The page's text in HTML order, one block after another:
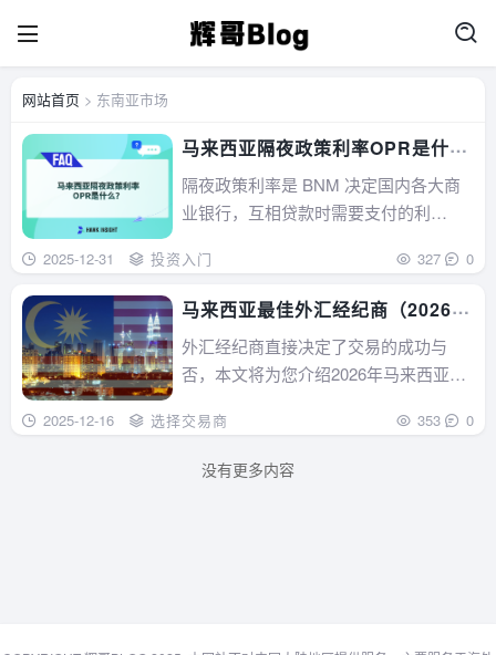
网站首页 > 东南亚市场
马来西亚隔夜政策利率OPR是什
么？
隔夜政策利率是 BNM 决定国内各大商
业银行，互相贷款时需要支付的利
2025-12-31 投资入门 327 0
马来西亚最佳外汇经纪商（2026
年版）
外汇经纪商直接决定了交易的成功与
否，本文将为您介绍2026年马来西亚最
2025-12-16 选择交易商 353 0
没有更多内容